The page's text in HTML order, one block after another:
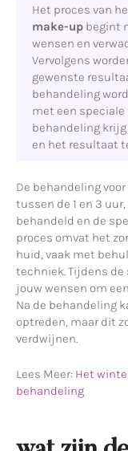
Het proces van
make-up begint
wensen en
Vervolgens
gewenste
behandeling
met een speciale
behandeling
en het resultaat
De behandeling
tussen de 1 en 3
behandeld en de
proces omvat het
huid, vaak met
techniek. Tijdens
jouw wensen om
Na de behandeling
optreden, maar dit
verdwijnen.
Lees Meer: Het
behandeling